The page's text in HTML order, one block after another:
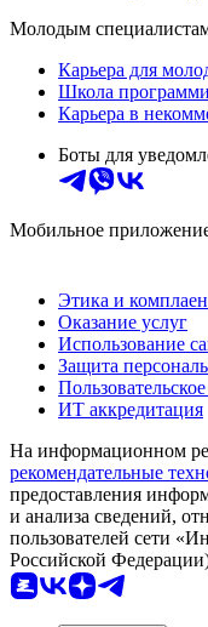
Молодым
Карьера для
Школа
Карьера в
Боты для
Мобильное
Этика и
Оказание услуг
Использование
Защита
ИТ аккредитация
На информационном
рекомендательные
предоставления
и анализа сведений,
пользователей сети
Российской